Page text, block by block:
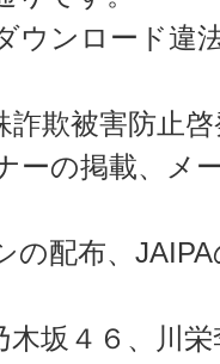
ウンロード違
欺被害防止
の掲載、メ
配布、
坂４６、川